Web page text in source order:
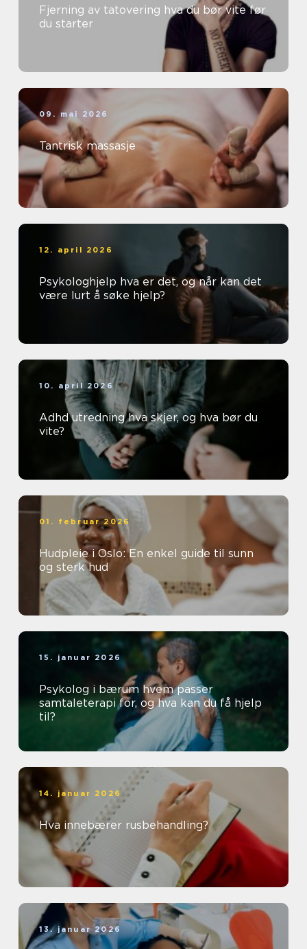
Fjerning av tatovering hva du bør vite før
du starter
09. mai 2026
Tantrisk massasje
12. april 2026
Psykologhjelp hva er det, og når kan det
være lurt å søke hjelp?
10. april 2026
Adhd utredning hva skjer, og hva bør du
vite?
01. februar 2026
Hudpleie i Oslo: En enkel guide til sunn
og sterk hud
15. januar 2026
Psykolog i bærum hvem passer
samtaleterapi for, og hva kan du få hjelp
til?
14. januar 2026
Hva innebærer rusbehandling?
13. januar 2026